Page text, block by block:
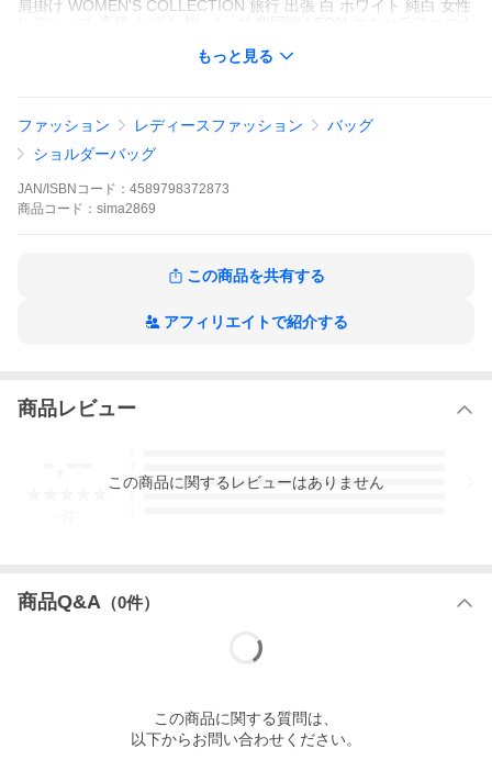
肩掛け WOMEN'S COLLECTION 旅行 出張 白 ホワイト 純白 女性
ホワイト 純白 ユニセックス 男性 メンズ 女性 レディース 強撥水
お正月 贈り物 敬老の日 誕生日プレゼント 女性 男性 お返し 想い
を繋ぐ百貨店【TSUNAGU】
もっと見る
ファッション レディースファッション
バッグ
ショルダーバッグ
JAN/ISBNコード： 4589798372873
商品 コード： sima2869
この商品を共有する
アフィリエイトで紹介する
商品レビュー
3
この商品に関するレビューはありません
商品Q&A （0件）
この商品に関する質問は、
以下からお問い合わせください。